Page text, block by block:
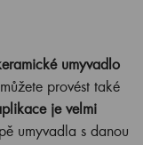
umyvadlo
provést také
je velmi
umyvadla s danou